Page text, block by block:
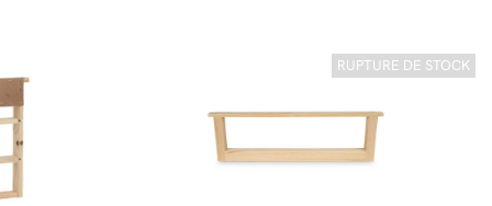
RUPTURE DE STOCK